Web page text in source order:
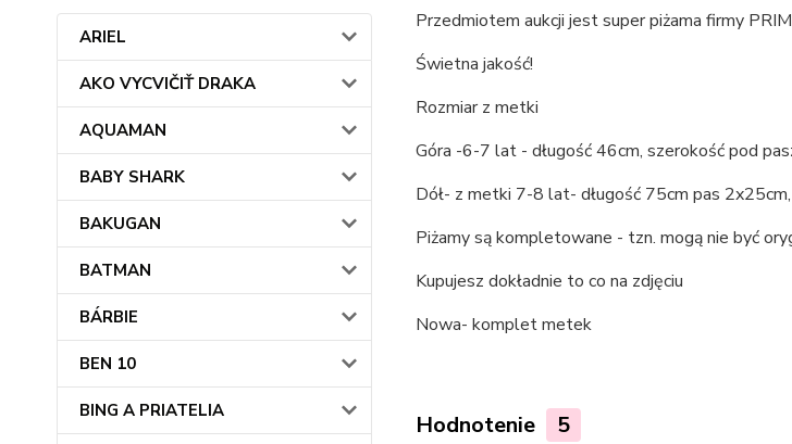
ARIEL
AKO VYCVIČIŤ DRAKA
AQUAMAN
BABY SHARK
BAKUGAN
BATMAN
BÁRBIE
BEN 10
BING A PRIATELIA
Przedmiotem aukcji jest super piżama firmy
Świetna jakość!
Rozmiar z metki
Góra -6-7 lat - długość 46cm, szerokość pod
Dół- z metki 7-8 lat- długość 75cm pas
Piżamy są kompletowane - tzn. mogą nie być
Kupujesz dokładnie to co na zdjęciu
Nowa- komplet metek
Hodnotenie 5